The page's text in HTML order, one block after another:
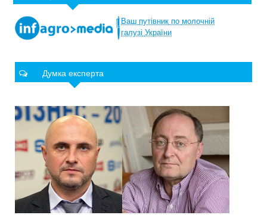
Ваш путівник по молочній
галузі України
Думка експерта